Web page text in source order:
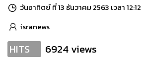
วันอาทิตย์ ที่ 13 ธันวาคม 2563 เวลา
isranews
HITS 6924 views